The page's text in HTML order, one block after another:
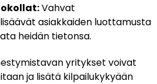
Vahvat
asiakkaiden luottamusta
heidän tietonsa.
yritykset voivat
ja lisätä kilpailukykyään